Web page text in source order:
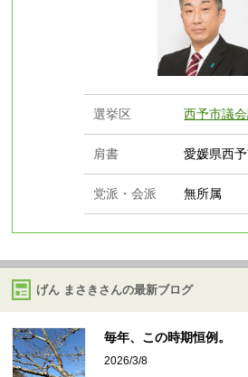
選挙区 西予市議
肩書 愛媛県西
党派・会派 無所属
げん まさきさんの最新ブログ
毎年、この時期恒例。
2026/3/8